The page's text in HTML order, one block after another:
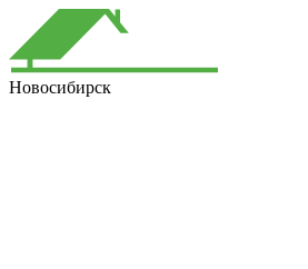
Новосибирск